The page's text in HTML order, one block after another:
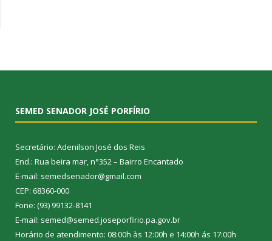
SEMED SENADOR JOSÉ PORFÍRIO
Secretário: Adenilson José dos Reis
End.: Rua beira mar, n°352 – Bairro Encantado
E-mail: semedsenador@gmail.com
CEP: 68360-000
Fone: (93) 99132-8141
E-mail: semed@semed.joseporfirio.pa.gov.br
Horário de atendimento: 08:00h às 12:00h e 14:00h ás 17:00h